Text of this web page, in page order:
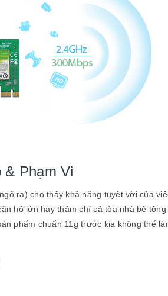
& Phạm Vi
ra) cho thấy khả năng tuyệt vời của
hộ lớn hay thậm chí cả tòa nhà bê
phẩm chuẩn 11g trước kia không thể